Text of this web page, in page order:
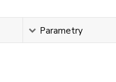
Parametry